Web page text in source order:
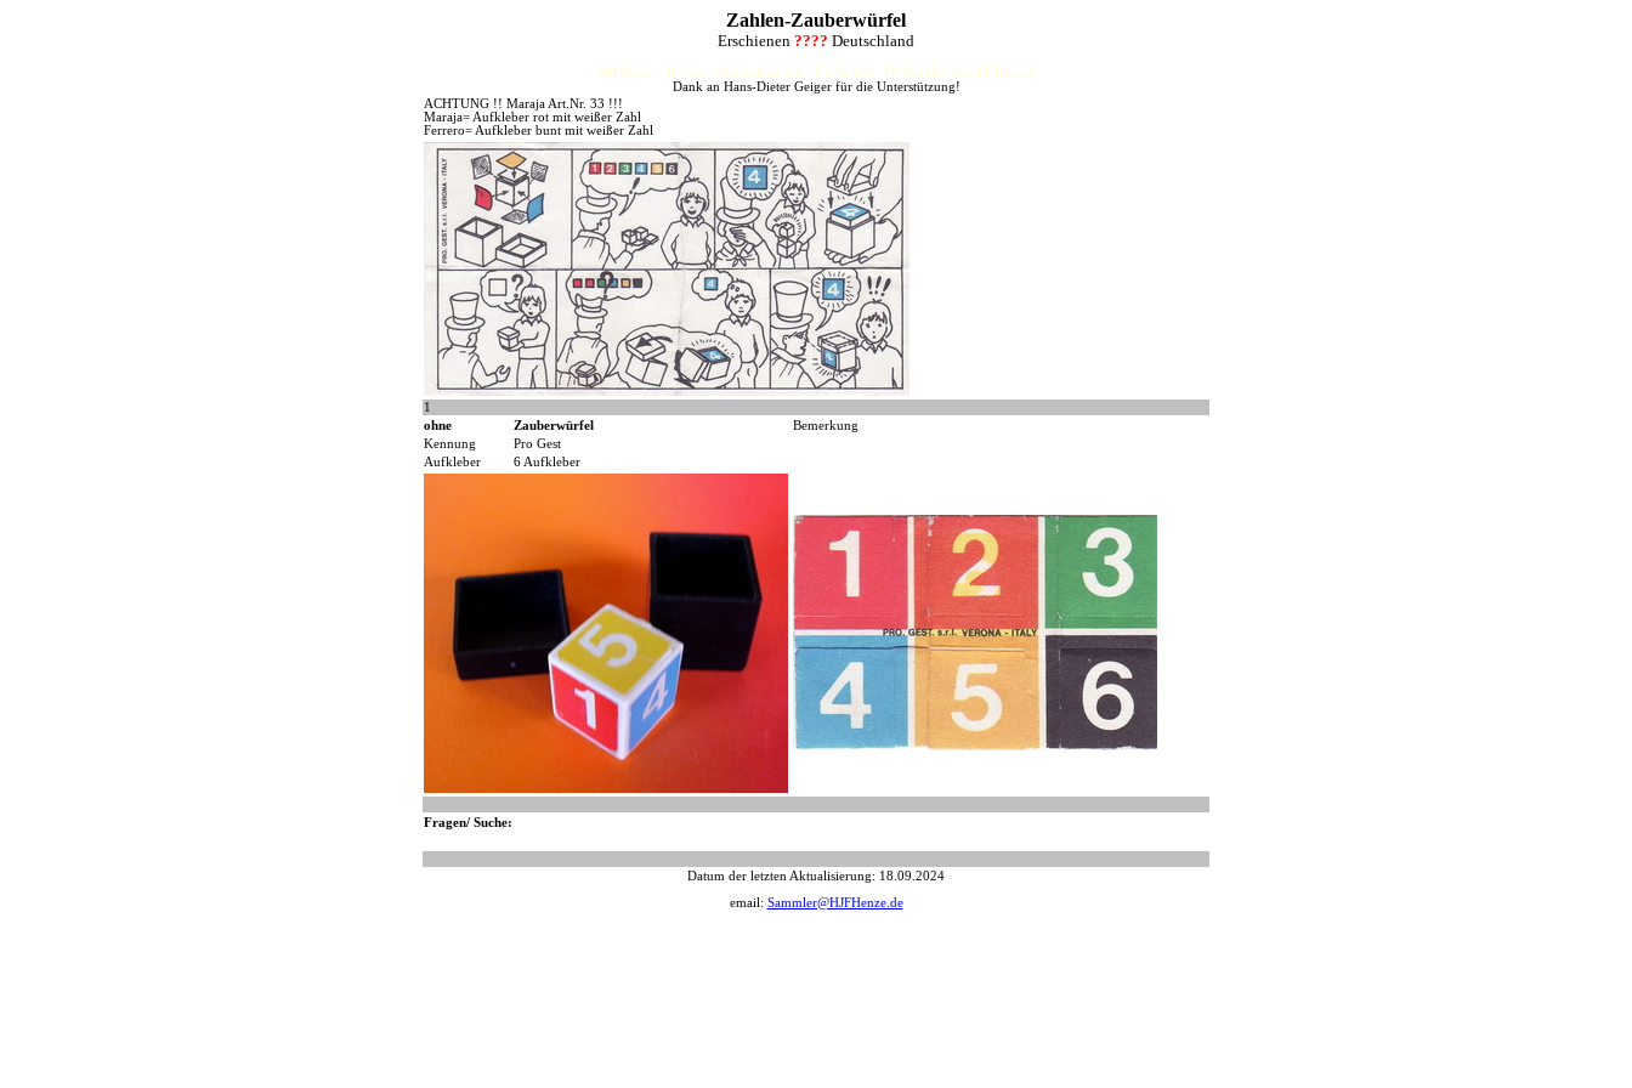
Zahlen-Zauberwürfel
Erschienen ???? Deutschland
HJFHenze - Helmut´s Sammlerseiten - Ue-Ei-Kat - FF-Kat (Helmut J.F.Henze)
Dank an Hans-Dieter Geiger für die Unterstützung!
ACHTUNG !! Maraja Art.Nr. 33 !!!
Maraja= Aufkleber rot mit weißer Zahl
Ferrero= Aufkleber bunt mit weißer Zahl
1
ohne
Zauberwürfel
Bemerkung
Kennung
Pro Gest
Aufkleber
6 Aufkleber
Fragen/ Suche:
Datum der letzten Aktualisierung: 18.09.2024
email: Sammler@HJFHenze.de